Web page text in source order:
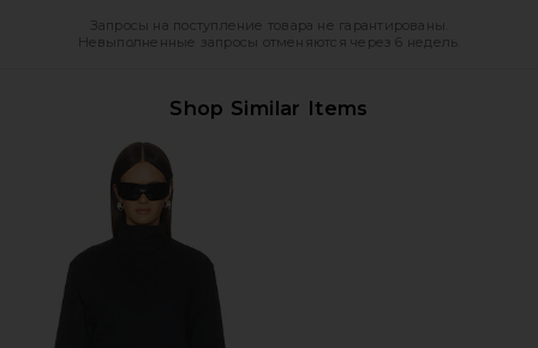
Запросы на поступление товара не гарантированы.
Невыполненные запросы отменяются через 6 недель.
Shop Similar Items